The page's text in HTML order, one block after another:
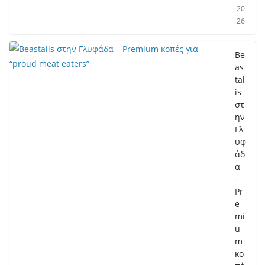
20
26
Be
as
tal
is
στ
ην
Γλ
υφ
άδ
α
–
Pr
e
mi
u
m
κο